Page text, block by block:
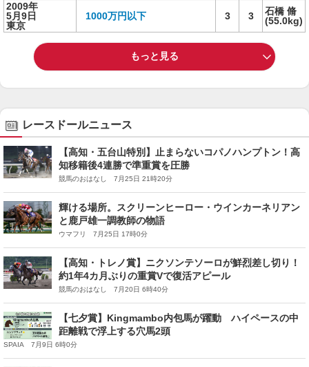
2009年
5月9日
東京
1000万円以下 3 3
石橋 脩
(55.0kg)
もっと見る
レースドールニュース
【高知・五台山特別】止まらないコパノハンプトン！高
知移籍後4連勝で準重賞を圧勝
競馬のおはなし 7月25日 21時20分
輝ける場所。スクリーンヒーロー・ウインカーネリアン
と鹿戸雄一調教師の物語
ウマフリ 7月25日 17時0分
【高知・トレノ賞】ニクソンテソーロが鮮烈差し切り！
約1年4カ月ぶりの重賞Vで復活アピール
競馬のおはなし 7月20日 6時40分
【七夕賞】Kingmambo内包馬が躍動 ハイペースの中
距離戦で浮上する穴馬2頭
SPAIA 7月9日 6時0分